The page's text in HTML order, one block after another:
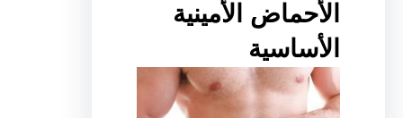
الأحماض الأمينية
الأساسية